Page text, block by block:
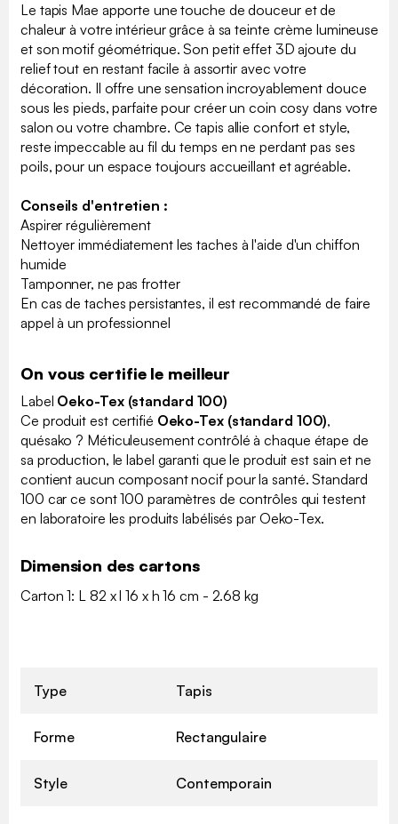
Le tapis Mae apporte une touche de douceur et de
chaleur à votre intérieur grâce à sa teinte crème lumineuse
et son motif géométrique. Son petit effet 3D ajoute du
relief tout en restant facile à assortir avec votre
décoration. Il offre une sensation incroyablement douce
sous les pieds, parfaite pour créer un coin cosy dans votre
salon ou votre chambre. Ce tapis allie confort et style,
reste impeccable au fil du temps en ne perdant pas ses
poils, pour un espace toujours accueillant et agréable.
Conseils d'entretien :
Aspirer régulièrement
Nettoyer immédiatement les taches à l'aide d'un chiffon
humide
Tamponner, ne pas frotter
En cas de taches persistantes, il est recommandé de faire
appel à un professionnel
On vous certifie le meilleur
Label Oeko-Tex (standard 100)
Ce produit est certifié Oeko-Tex (standard 100),
quésako ? Méticuleusement contrôlé à chaque étape de
sa production, le label garanti que le produit est sain et ne
contient aucun composant nocif pour la santé. Standard
100 car ce sont 100 paramètres de contrôles qui testent
en laboratoire les produits labélisés par Oeko-Tex.
Dimension des cartons
Carton 1: L 82 x l 16 x h 16 cm - 2.68 kg
Type Tapis
Forme Rectangulaire
Style Contemporain